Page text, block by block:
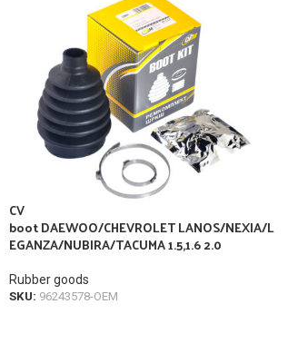
CV
boot DAEWOO/CHEVROLET LANOS/NEXIA/L
EGANZA/NUBIRA/TACUMA 1.5,1.6 2.0
Rubber goods
SKU: 96243578-OEM